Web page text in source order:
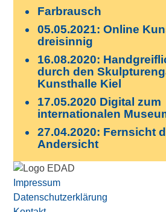
Farbrausch
05.05.2021: Online
dreisinnig
16.08.2020:
durch den
Kunsthalle Kiel
17.05.2020 Digital zum
internationalen
27.04.2020: Fernsicht
Andersicht
Impressum
Datenschutzerklärung